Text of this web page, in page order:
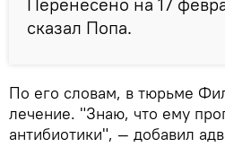
сказал Попа.
По его словам, в тюрьме
лечение. "Знаю, что ему
антибиотики", — добавил